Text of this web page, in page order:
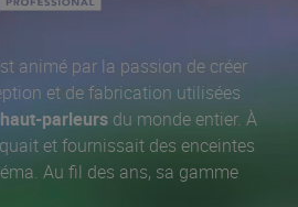
animé par la passion de créer
et de fabrication utilisées
haut-parleurs du monde entier. À
et fournissait des enceintes
Au fil des ans, sa gamme